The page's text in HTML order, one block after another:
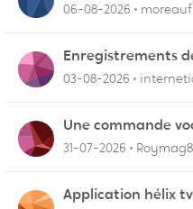
06-08-2026 moreauf
Enregistrements
03-08-2026
Une commande
31-07-2026 Roymag8
Application hélix